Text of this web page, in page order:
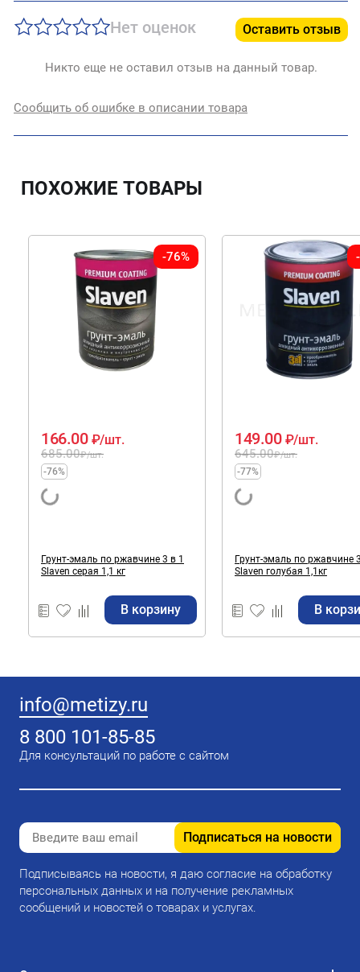
Нет оценок Оставить отзыв
Никто еще не оставил отзыв на данный товар.
Сообщить об ошибке в описании товара
ПОХОЖИЕ ТОВАРЫ
-76%
685.00₽/шт.
166.00 ₽/шт.
-76%
Грунт-эмаль по ржавчине 3 в 1
Slaven серая 1,1 кг
В корзину
645.00₽/шт.
149.00 ₽/шт.
-77%
Грунт-эмаль по ржавчине
Slaven голубая 1,1кг
В
info@metizy.ru
8 800 101-85-85
Для консультаций по работе с сайтом
Подписаться на новости
Подписываясь на новости, я даю согласие на обработку
персональных данных и на получение рекламных
сообщений и новостей о товарах и услугах.